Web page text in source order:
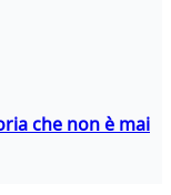
che non è mai